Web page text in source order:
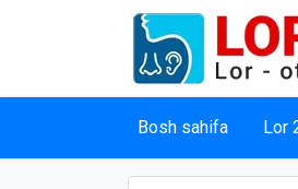
Bosh sahifa Lor